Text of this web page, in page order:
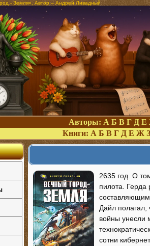
- Земля». Автор – Андрей Ливадный
Авторы: А Б В Г Д Е
Книги: А Б В Г Д Е Ж З
2635 год. О
пилота. Герда
Дайл полагал,
войны унесли
сотни